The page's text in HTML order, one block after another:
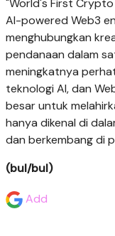
"World's First Crypto
AI-powered Web3
menghubungkan
pendanaan dalam
meningkatnya
teknologi AI, dan
besar untuk
hanya dikenal di
dan berkembang di
(bul/bul)
Add